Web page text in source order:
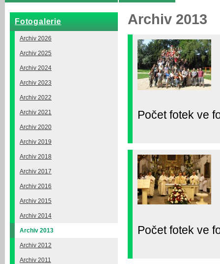
Fotogalerie
Archiv 2026
Archiv 2025
Archiv 2024
Archiv 2023
Archiv 2022
Archiv 2021
Archiv 2020
Archiv 2019
Archiv 2018
Archiv 2017
Archiv 2016
Archiv 2015
Archiv 2014
Archiv 2013
Archiv 2012
Archiv 2011
Archiv 2013
Počet fotek ve
Počet fotek ve